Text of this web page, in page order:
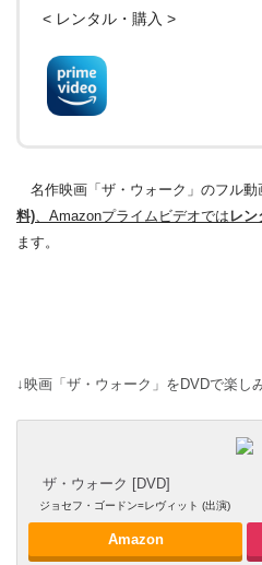
< レンタル・購入 >
名作映画「ザ・ウォーク」のフル動
料) 、Amazonプライムビデオでは レン
ます。
↓映画「ザ・ウォーク」をDVDで楽
ザ・ウォーク [DVD]
ジョセフ・ゴードン=レヴィット (出演)
Amazon